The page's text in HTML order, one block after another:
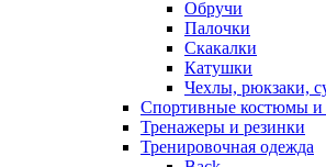
Обручи
Палочки
Скакалки
Катушки
Чехлы, рюкзаки,
Спортивные костюмы и
Тренажеры и резинки
Тренировочная одежда